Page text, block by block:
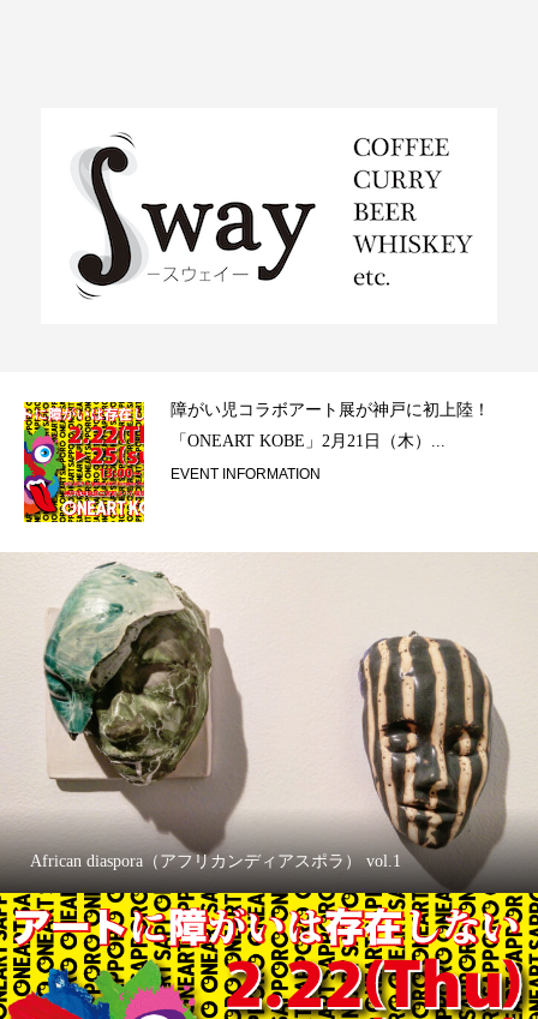
障がい児コラボアート展が神戸に初上陸！
「ONEART KOBE」2月21日（木）...
EVENT INFORMATION
African diaspora（アフリカンディアスポラ） vol.1